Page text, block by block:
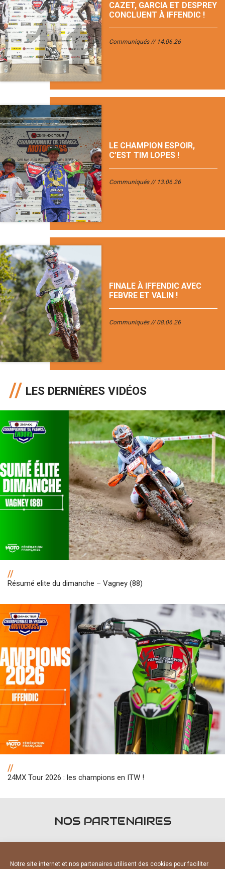
Notre site internet et nos partenaires utilisent des cookies pour faciliter
CAZET, GARCIA ET DESPREY
CONCLUENT À IFFENDIC !
Communiqués 14.06.26
LE CHAMPION ESPOIR,
C’EST TIM LOPES !
Communiqués 13.06.26
FINALE À IFFENDIC AVEC
FEBVRE ET VALIN !
Communiqués 08.06.26
LES DERNIÈRES VIDÉOS
//
Résumé elite du dimanche – Vagney (88)
//
24MX Tour 2026 : les champions en ITW !
NOS PARTENAIRES